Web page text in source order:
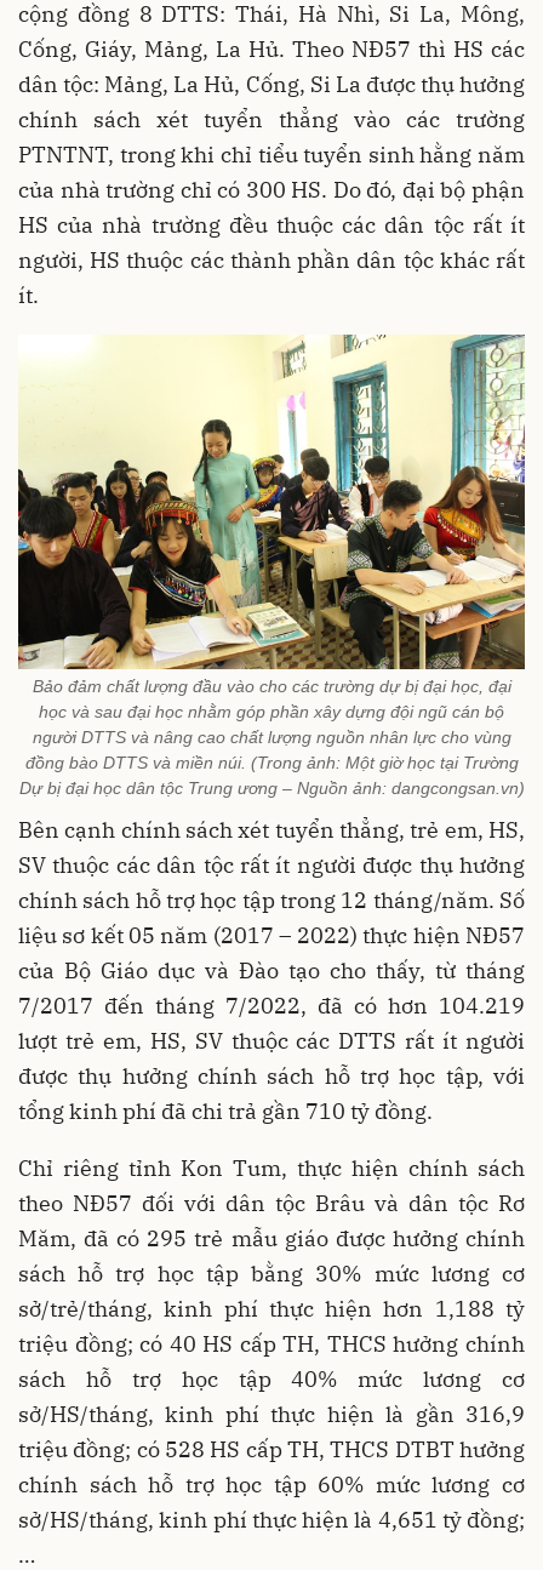
cộng đồng 8 DTTS: Thái, Hà Nhì, Si La, Mông,
Cống, Giáy, Mảng, La Hủ. Theo NĐ57 thì HS các
dân tộc: Mảng, La Hủ, Cống, Si La được thụ hưởng
chính sách xét tuyển thẳng vào các trường
PTNTNT, trong khi chỉ tiểu tuyển sinh hằng năm
của nhà trường chỉ có 300 HS. Do đó, đại bộ phận
HS của nhà trường đều thuộc các dân tộc rất ít
người, HS thuộc các thành phần dân tộc khác rất
ít.
Bảo đảm chất lượng đầu vào cho các trường dự bị đại học, đại
học và sau đại học nhằm góp phần xây dựng đội ngũ cán bộ
người DTTS và nâng cao chất lượng nguồn nhân lực cho vùng
đồng bào DTTS và miền núi. (Trong ảnh: Một giờ học tại Trường
Dự bị đại học dân tộc Trung ương – Nguồn ảnh: dangcongsan.vn)
Bên cạnh chính sách xét tuyển thẳng, trẻ em, HS,
SV thuộc các dân tộc rất ít người được thụ hưởng
chính sách hỗ trợ học tập trong 12 tháng/năm. Số
liệu sơ kết 05 năm (2017 – 2022) thực hiện NĐ57
của Bộ Giáo dục và Đào tạo cho thấy, từ tháng
7/2017 đến tháng 7/2022, đã có hơn 104.219
lượt trẻ em, HS, SV thuộc các DTTS rất ít người
được thụ hưởng chính sách hỗ trợ học tập, với
tổng kinh phí đã chi trả gần 710 tỷ đồng.
Chỉ riêng tỉnh Kon Tum, thực hiện chính sách
theo NĐ57 đối với dân tộc Brâu và dân tộc Rơ
Măm, đã có 295 trẻ mẫu giáo được hưởng chính
sách hỗ trợ học tập bằng 30% mức lương cơ
sở/trẻ/tháng, kinh phí thực hiện hơn 1,188 tỷ
triệu đồng; có 40 HS cấp TH, THCS hưởng chính
sách hỗ trợ học tập 40% mức lương cơ
sở/HS/tháng, kinh phí thực hiện là gần 316,9
triệu đồng; có 528 HS cấp TH, THCS DTBT hưởng
chính sách hỗ trợ học tập 60% mức lương cơ
sở/HS/tháng, kinh phí thực hiện là 4,651 tỷ đồng;
…